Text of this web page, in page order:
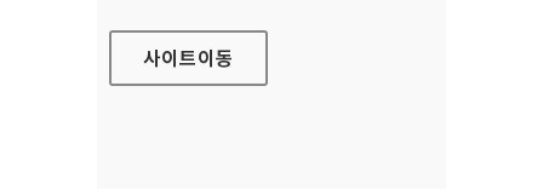
사이트이동